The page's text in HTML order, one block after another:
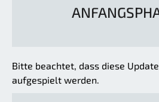
Bitte beachtet, dass diese
aufgespielt werden.